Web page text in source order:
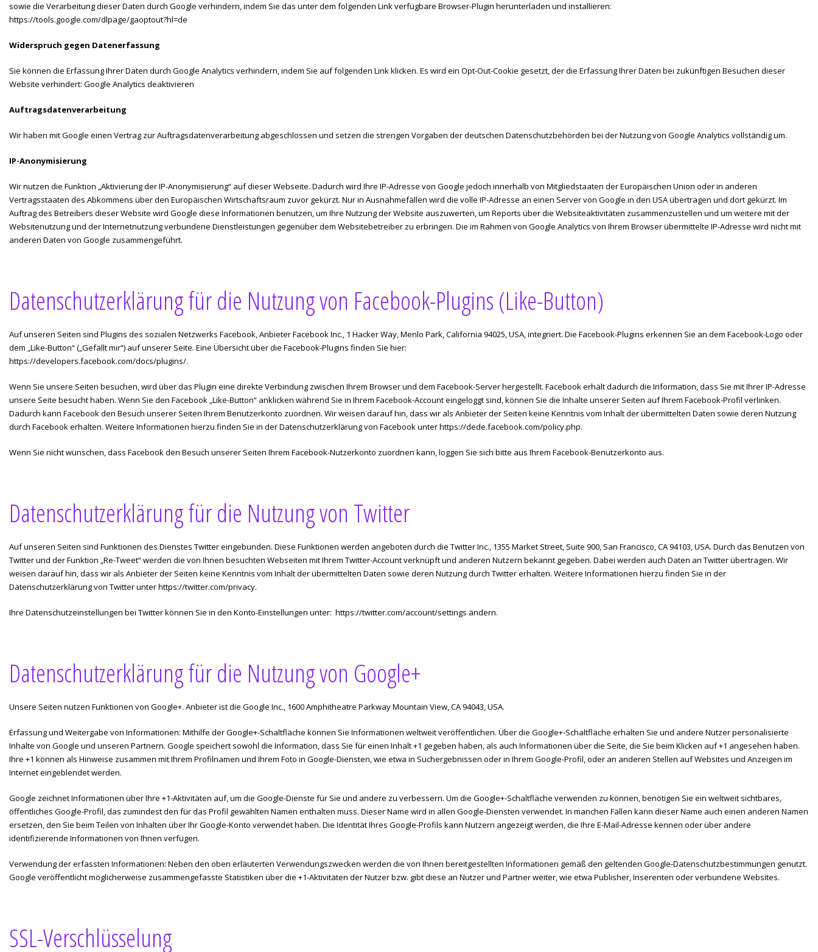
sowie die Verarbeitung dieser Daten durch Google verhindern, indem Sie das unter dem folgenden Link verfügbare Browser-Plugin herunterladen und installieren:
https://tools.google.com/dlpage/gaoptout?hl=de
Widerspruch gegen Datenerfassung
Sie können die Erfassung Ihrer Daten durch Google Analytics verhindern, indem Sie auf folgenden Link klicken. Es wird ein Opt-Out-Cookie gesetzt, der die Erfassung Ihrer Daten bei zukünftigen Besuchen dieser
Website verhindert: Google Analytics deaktivieren
Auftragsdatenverarbeitung
Wir haben mit Google einen Vertrag zur Auftragsdatenverarbeitung abgeschlossen und setzen die strengen Vorgaben der deutschen Datenschutzbehörden bei der Nutzung von Google Analytics vollständig um.
IP-Anonymisierung
Wir nutzen die Funktion „Aktivierung der IP-Anonymisierung“ auf dieser Webseite. Dadurch wird Ihre IP-Adresse von Google jedoch innerhalb von Mitgliedstaaten der Europäischen Union oder in anderen
Vertragsstaaten des Abkommens über den Europäischen Wirtschaftsraum zuvor gekürzt. Nur in Ausnahmefällen wird die volle IP-Adresse an einen Server von Google in den USA übertragen und dort gekürzt. Im
Auftrag des Betreibers dieser Website wird Google diese Informationen benutzen, um Ihre Nutzung der Website auszuwerten, um Reports über die Websiteaktivitäten zusammenzustellen und um weitere mit der
Websitenutzung und der Internetnutzung verbundene Dienstleistungen gegenüber dem Websitebetreiber zu erbringen. Die im Rahmen von Google Analytics von Ihrem Browser übermittelte IP-Adresse wird nicht mit
anderen Daten von Google zusammengeführt.
Datenschutzerklärung für die Nutzung von Facebook-Plugins (Like-Button)
Auf unseren Seiten sind Plugins des sozialen Netzwerks Facebook, Anbieter Facebook Inc., 1 Hacker Way, Menlo Park, California 94025, USA, integriert. Die Facebook-Plugins erkennen Sie an dem Facebook-Logo oder
dem „Like-Button“ („Gefällt mir“) auf unserer Seite. Eine Übersicht über die Facebook-Plugins finden Sie hier:
https://developers.facebook.com/docs/plugins/.
Wenn Sie unsere Seiten besuchen, wird über das Plugin eine direkte Verbindung zwischen Ihrem Browser und dem Facebook-Server hergestellt. Facebook erhält dadurch die Information, dass Sie mit Ihrer IP-Adresse
unsere Seite besucht haben. Wenn Sie den Facebook „Like-Button“ anklicken während Sie in Ihrem Facebook-Account eingeloggt sind, können Sie die Inhalte unserer Seiten auf Ihrem Facebook-Profil verlinken.
Dadurch kann Facebook den Besuch unserer Seiten Ihrem Benutzerkonto zuordnen. Wir weisen darauf hin, dass wir als Anbieter der Seiten keine Kenntnis vom Inhalt der übermittelten Daten sowie deren Nutzung
durch Facebook erhalten. Weitere Informationen hierzu finden Sie in der Datenschutzerklärung von Facebook unterhttps://dede.facebook.com/policy.php.
Wenn Sie nicht wünschen, dass Facebook den Besuch unserer Seiten Ihrem Facebook-Nutzerkonto zuordnen kann, loggen Sie sich bitte aus Ihrem Facebook-Benutzerkonto aus.
Datenschutzerklärung für die Nutzung von Twitter
Auf unseren Seiten sind Funktionen des Dienstes Twitter eingebunden. Diese Funktionen werden angeboten durch die Twitter Inc., 1355 Market Street, Suite 900, San Francisco, CA 94103, USA. Durch das Benutzen von
Twitter und der Funktion „Re-Tweet“ werden die von Ihnen besuchten Webseiten mit Ihrem Twitter-Account verknüpft und anderen Nutzern bekannt gegeben. Dabei werden auch Daten an Twitter übertragen. Wir
weisen darauf hin, dass wir als Anbieter der Seiten keine Kenntnis vom Inhalt der übermittelten Daten sowie deren Nutzung durch Twitter erhalten. Weitere Informationen hierzu finden Sie in der
Datenschutzerklärung von Twitter unterhttps://twitter.com/privacy.
Ihre Datenschutzeinstellungen bei Twitter können Sie in den Konto-Einstellungen unter: https://twitter.com/account/settings ändern.
Datenschutzerklärung für die Nutzung von Google+
Unsere Seiten nutzen Funktionen von Google+. Anbieter ist die Google Inc., 1600 Amphitheatre Parkway Mountain View, CA 94043, USA.
Erfassung und Weitergabe von Informationen: Mithilfe der Google+-Schaltfläche können Sie Informationen weltweit veröffentlichen. Über die Google+-Schaltfläche erhalten Sie und andere Nutzer personalisierte
Inhalte von Google und unseren Partnern. Google speichert sowohl die Information, dass Sie für einen Inhalt +1 gegeben haben, als auch Informationen über die Seite, die Sie beim Klicken auf +1 angesehen haben.
Ihre +1 können als Hinweise zusammen mit Ihrem Profilnamen und Ihrem Foto in Google-Diensten, wie etwa in Suchergebnissen oder in Ihrem Google-Profil, oder an anderen Stellen auf Websites und Anzeigen im
Internet eingeblendet werden.
Google zeichnet Informationen über Ihre +1-Aktivitäten auf, um die Google-Dienste für Sie und andere zu verbessern. Um die Google+-Schaltfläche verwenden zu können, benötigen Sie ein weltweit sichtbares,
öffentliches Google-Profil, das zumindest den für das Profil gewählten Namen enthalten muss. Dieser Name wird in allen Google-Diensten verwendet. In manchen Fällen kann dieser Name auch einen anderen Namen
ersetzen, den Sie beim Teilen von Inhalten über Ihr Google-Konto verwendet haben. Die Identität Ihres Google-Profils kann Nutzern angezeigt werden, die Ihre E-Mail-Adresse kennen oder über andere
identifizierende Informationen von Ihnen verfügen.
Verwendung der erfassten Informationen: Neben den oben erläuterten Verwendungszwecken werden die von Ihnen bereitgestellten Informationen gemäß den geltenden Google-Datenschutzbestimmungen genutzt.
Google veröffentlicht möglicherweise zusammengefasste Statistiken über die +1-Aktivitäten der Nutzer bzw. gibt diese an Nutzer und Partner weiter, wie etwa Publisher, Inserenten oder verbundene Websites.
SSL-Verschlüsselung